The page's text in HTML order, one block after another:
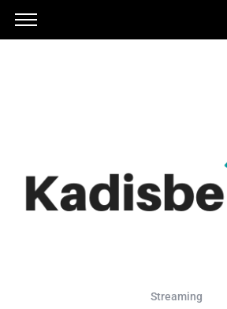
Streaming